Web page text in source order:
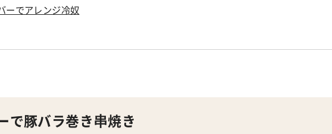
ーでアレンジ冷奴
で豚バラ巻き串焼き